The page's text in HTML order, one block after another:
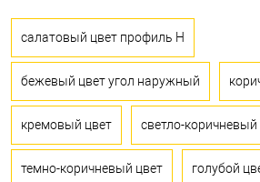
салатовый цвет профиль H
бежевый цвет угол наружный
кремовый цвет светло-коричневый
темно-коричневый цвет голубой